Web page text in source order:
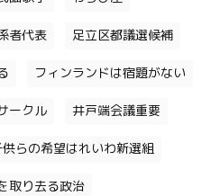
者代表 足立区都議選候補
フィンランドは宿題がない
ークル 井戸端会議重要
供らの希望はれいわ新選組
取り去る政治